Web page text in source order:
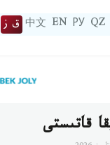
QZ
РУ
EN
中文 ق ز
قاتىستى